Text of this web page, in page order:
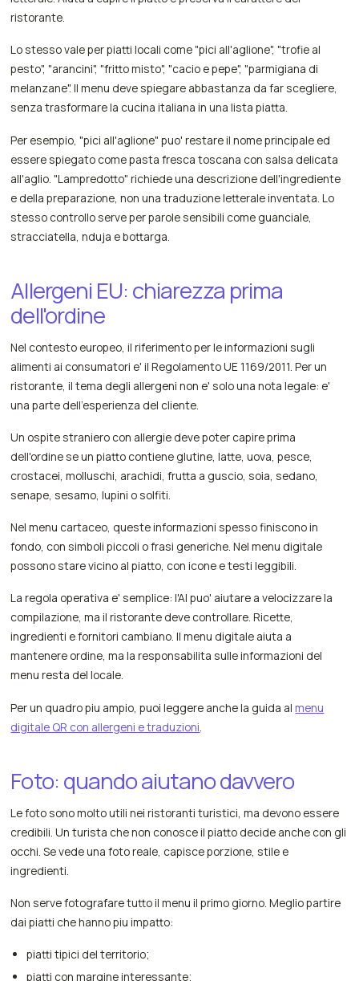
ristorante.
Lo stesso vale per piatti locali come "pici all'aglione", "trofie al
pesto", "arancini", "fritto misto", "cacio e pepe", "parmigiana di
melanzane". Il menu deve spiegare abbastanza da far scegliere,
senza trasformare la cucina italiana in una lista piatta.
Per esempio, "pici all'aglione" puo' restare il nome principale ed
essere spiegato come pasta fresca toscana con salsa delicata
all'aglio. "Lampredotto" richiede una descrizione dell'ingrediente
e della preparazione, non una traduzione letterale inventata. Lo
stesso controllo serve per parole sensibili come guanciale,
stracciatella, nduja e bottarga.
Allergeni EU: chiarezza prima
dell'ordine
Nel contesto europeo, il riferimento per le informazioni sugli
alimenti ai consumatori e' il Regolamento UE 1169/2011. Per un
ristorante, il tema degli allergeni non e' solo una nota legale: e'
una parte dell'esperienza del cliente.
Un ospite straniero con allergie deve poter capire prima
dell'ordine se un piatto contiene glutine, latte, uova, pesce,
crostacei, molluschi, arachidi, frutta a guscio, soia, sedano,
senape, sesamo, lupini o solfiti.
Nel menu cartaceo, queste informazioni spesso finiscono in
fondo, con simboli piccoli o frasi generiche. Nel menu digitale
possono stare vicino al piatto, con icone e testi leggibili.
La regola operativa e' semplice: l'AI puo' aiutare a velocizzare la
compilazione, ma il ristorante deve controllare. Ricette,
ingredienti e fornitori cambiano. Il menu digitale aiuta a
mantenere ordine, ma la responsabilita sulle informazioni del
menu resta del locale.
Per un quadro piu ampio, puoi leggere anche la guida al menu
digitale QR con allergeni e traduzioni
Foto: quando aiutano davvero
Le foto sono molto utili nei ristoranti turistici, ma devono essere
credibili. Un turista che non conosce il piatto decide anche con gli
occhi. Se vede una foto reale, capisce porzione, stile e
ingredienti.
Non serve fotografare tutto il menu il primo giorno. Meglio partire
dai piatti che hanno piu impatto:
piatti tipici del territorio;
piatti con margine interessante;